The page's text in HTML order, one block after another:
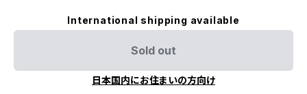
International shipping available
Sold out
日本国内にお住まいの方向け